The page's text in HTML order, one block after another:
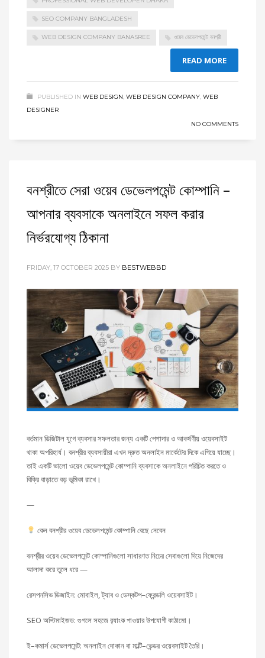
SEO COMPANY BANGLADESH
WEB DESIGN COMPANY BANASREE ওয়েব ডেভেলপমেন্ট বনশ্রী
READ MORE
PUBLISHED IN WEB DESIGN, WEB DESIGN COMPANY, WEB
DESIGNER
NO COMMENTS
বনশ্রীতে সেরা ওয়েব ডেভেলপমেন্ট কোম্পানি –
আপনার ব্যবসাকে অনলাইনে সফল করার
নির্ভরযোগ্য ঠিকানা
FRIDAY, 17 OCTOBER 2025 BY BESTWEBBD
বর্তমান ডিজিটাল যুগে ব্যবসার সফলতার জন্য একটি পেশাদার ও আকর্ষণীয় ওয়েবসাইট
থাকা অপরিহার্য। বনশ্রীর ব্যবসায়ীরা এখন দ্রুত অনলাইন মার্কেটের দিকে এগিয়ে যাচ্ছে।
তাই একটি ভালো ওয়েব ডেভেলপমেন্ট কোম্পানি ব্যবসাকে অনলাইনে পরিচিত করতে ও
বিক্রি বাড়াতে বড় ভূমিকা রাখে।
—
কেন বনশ্রীর ওয়েব ডেভেলপমেন্ট কোম্পানি বেছে নেবেন
বনশ্রীর ওয়েব ডেভেলপমেন্ট কোম্পানিগুলো সাধারণত নিচের সেবাগুলো দিয়ে নিজেদের
আলাদা করে তুলে ধরে —
রেসপনসিভ ডিজাইন: মোবাইল, ট্যাব ও ডেস্কটপ–ফ্রেন্ডলি ওয়েবসাইট।
SEO অপ্টিমাইজড: গুগলে সহজে র‍্যাংক পাওয়ার উপযোগী কাঠামো।
ই–কমার্স ডেভেলপমেন্ট: অনলাইন দোকান বা মাল্টি–ভেন্ডর ওয়েবসাইট তৈরি।